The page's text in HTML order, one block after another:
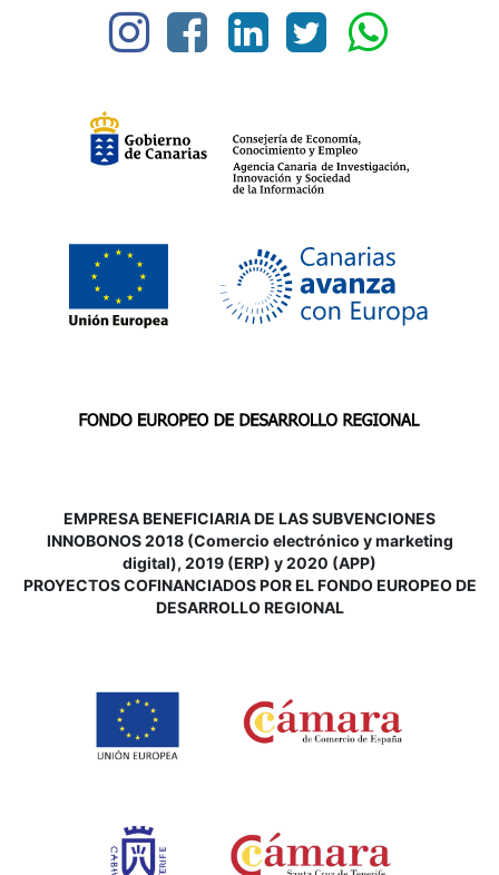
EMPRESA BENEFICIARIA DE LAS SUBVENCIONES
INNOBONOS 2018 (Comercio electrónico y marketing
digital), 2019 (ERP) y 2020 (APP)
PROYECTOS COFINANCIADOS POR EL FONDO EUROPEO DE
DESARROLLO REGIONAL